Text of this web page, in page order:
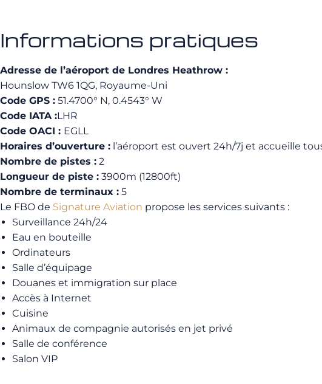
Informations pratiques
Adresse de l’aéroport de Londres Heathrow :
Hounslow TW6 1QG, Royaume-Uni
Code GPS : 51.4700° N, 0.4543° W
Code IATA :LHR
Code OACI : EGLL
Horaires d’ouverture : l’aéroport est ouvert 24h/7j et accueille
Nombre de pistes : 2
Longueur de piste : 3900m (12800ft)
Nombre de terminaux : 5
Le FBO de Signature Aviation propose les services suivants :
Surveillance 24h/24
Eau en bouteille
Ordinateurs
Salle d’équipage
Douanes et immigration sur place
Accès à Internet
Cuisine
Animaux de compagnie autorisés en jet privé
Salle de conférence
Salon VIP